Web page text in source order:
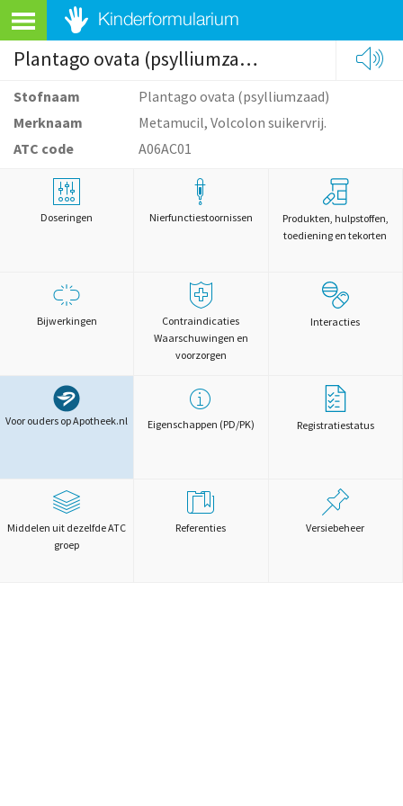
Plantago ovata (psylliumzaad)
Stofnaam
Plantago ovata (psylliumzaad)
Merknaam
Metamucil, Volcolon suikervrij.
ATC code
A06AC01
Doseringen Nierfunctiestoornissen
Produkten, hulpstoffen,
toediening en tekorten
Bijwerkingen
Contraindicaties
Waarschuwingen en
voorzorgen
Interacties
Voor ouders op Apotheek.nl Eigenschappen (PD/PK) Registratiestatus
Middelen uit dezelfde ATC
groep
Referenties Versiebeheer